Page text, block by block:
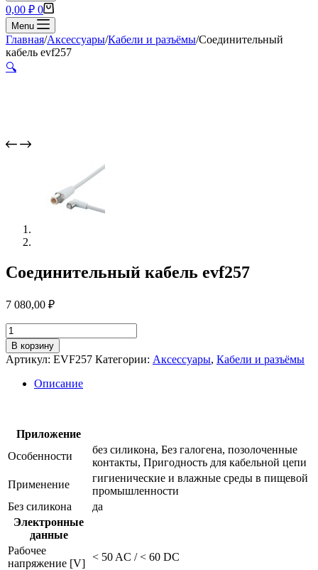
Корзина
0,00 ₽ 0
Menu
Главная/Аксессуары/Кабели и разъёмы/Соединительный
кабель evf257
🔍
Соединительный кабель evf257
7 080,00 ₽
Количество
товара
Соединительный
кабель
evf257
В корзину
Артикул: EVF257 Категории: Аксессуары, Кабели и разъёмы
Описание
Приложение
Особенности
без силикона, Без галогена, позолоченные
контакты, Пригодность для кабельной цепи
Применение
гигиенические и влажные среды в пищевой
промышленности
Без силикона
да
Электронные
данные
Рабочее
напряжение [V]
< 50 AC / < 60 DC